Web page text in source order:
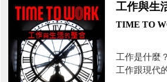
獸皮販售維
不知道他即
TIME TO
工作是什麼
工作跟現代